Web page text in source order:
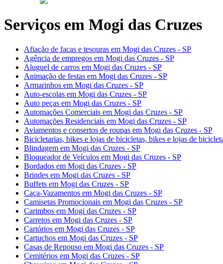
Serviços em Mogi das Cruzes
Afiação de facas e tesouras em Mogi das Cruzes - SP
Agência de empregos em Mogi das Cruzes - SP
Aluguel de carros em Mogi das Cruzes - SP
Animação de festas em Mogi das Cruzes - SP
Armarinhos em Mogi das Cruzes - SP
Auto-escolas em Mogi das Cruzes - SP
Auto peças em Mogi das Cruzes - SP
Automações Comerciais em Mogi das Cruzes - SP
Automações Residenciais em Mogi das Cruzes - SP
Aviamentos e consertos de roupas em Mogi das Cruzes - SP
Bicicletarias, bikes e lojas de bicicletas, bikes e lojas de
Blindagem em Mogi das Cruzes - SP
Bloqueador de Veículos em Mogi das Cruzes - SP
Bordados em Mogi das Cruzes - SP
Brindes em Mogi das Cruzes - SP
Buffets em Mogi das Cruzes - SP
Caça-Vazamentos em Mogi das Cruzes - SP
Camisetas Promocionais em Mogi das Cruzes - SP
Carimbos em Mogi das Cruzes - SP
Carretos em Mogi das Cruzes - SP
Cartórios em Mogi das Cruzes - SP
Cartuchos em Mogi das Cruzes - SP
Casas de Repouso em Mogi das Cruzes - SP
Cemitérios em Mogi das Cruzes - SP